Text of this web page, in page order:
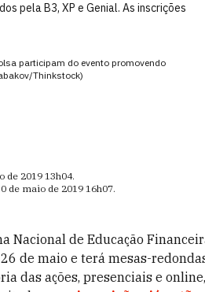
pela B3, XP e Genial. As inscrições
participam do evento promovendo
Thinkstock)
de 2019 13h04.
de maio de 2019 16h07.
Nacional de Educação
de maio e terá mesas-
das ações, presenciais e